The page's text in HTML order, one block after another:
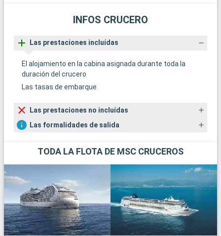
INFOS CRUCERO
Las prestaciones incluídas
El alojamiento en la cabina asignada durante toda la
duración del crucero
Las tasas de embarque
Las prestaciones no incluídas
Las formalidades de salida
TODA LA FLOTA DE MSC CRUCEROS